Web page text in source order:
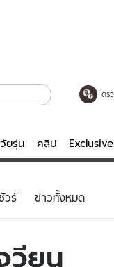
ตร
วัยรุ่น คลิป
บันเทิงคร
เกมส์
วร์ ข่าวทั้งหมด
วียน